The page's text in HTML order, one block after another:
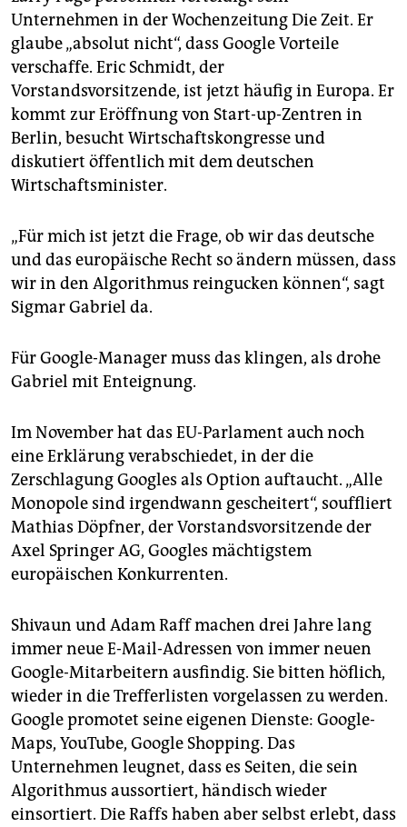
Unternehmen in der WochenzeitungDie Zeit. Er
glaube „absolut nicht“, dass Google Vorteile
verschaffe. Eric Schmidt, der
Vorstandsvorsitzende, ist jetzt häufig in Europa. Er
kommt zur Eröffnung von Start-up-Zentren in
Berlin, besucht Wirtschaftskongresse und
diskutiert öffentlich mit dem deutschen
Wirtschaftsminister.
„Für mich ist jetzt die Frage, ob wir das deutsche
und das europäische Recht so ändern müssen, dass
wir in den Algorithmus reingucken können“, sagt
Sigmar Gabriel da.
Für Google-Manager muss das klingen, als drohe
Gabriel mit Enteignung.
Im November hat das EU-Parlament auch noch
eine Erklärung verabschiedet, in der die
Zerschlagung Googles als Option auftaucht. „Alle
Monopole sind irgendwann gescheitert“, souffliert
Mathias Döpfner, der Vorstandsvorsitzende der
Axel Springer AG, Googles mächtigstem
europäischen Konkurrenten.
Shivaun und Adam Raff machen drei Jahre lang
immer neue E-Mail-Adressen von immer neuen
Google-Mitarbeitern ausfindig. Sie bitten höflich,
wieder in die Trefferlisten vorgelassen zu werden.
Google promotet seine eigenen Dienste: Google-
Maps, YouTube, Google Shopping. Das
Unternehmen leugnet, dass es Seiten, die sein
Algorithmus aussortiert, händisch wieder
einsortiert. Die Raffs haben aber selbst erlebt, dass